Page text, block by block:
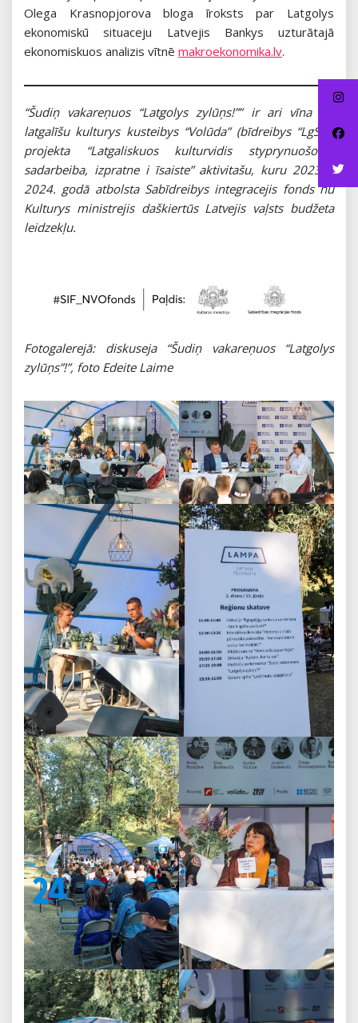
Olega Krasnopjorova bloga īroksts par Latgolys
ekonomiskū situaceju Latvejis Bankys uzturātajā
ekonomiskuos analizis vītnē makroekonomika.lv.
“Šudiņ vakareņuos “Latgolys zylūņs!”” ir ari vīna nu
latgalīšu kulturys kusteibys “Volūda” (bīdreibys “LgSC”)
projekta “Latgaliskuos kulturvidis styprynuošona:
sadarbeiba, izpratne i īsaiste” aktivitašu, kuru 2023. i
2024. godā atbolsta Sabīdreibys integracejis fonds nu
Kulturys ministrejis daškiertūs Latvejis vaļsts budžeta
leidzekļu.
Fotogalerejā: diskuseja “Šudiņ vakareņuos “Latgolys
zylūņs”!”, foto Edeite Laime